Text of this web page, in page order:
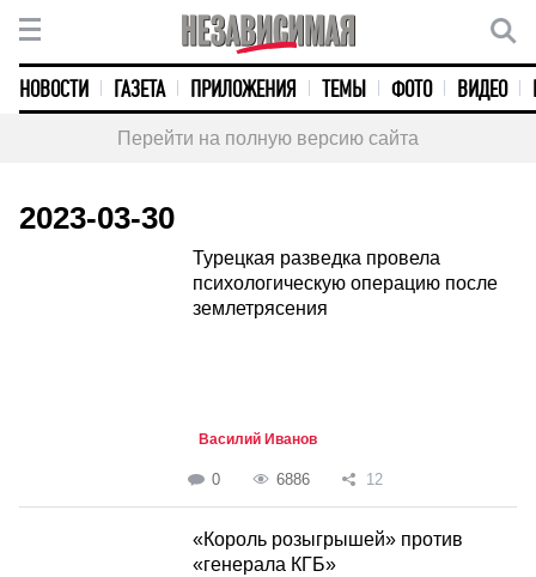
НОВОСТИ ГАЗЕТА ПРИЛОЖЕНИЯ ТЕМЫ ФОТО ВИДЕО
Перейти на полную версию сайта
2023-03-30
Турецкая разведка провела
психологическую операцию после
землетрясения
Василий Иванов
0 6886 12
«Король розыгрышей» против
«генерала КГБ»